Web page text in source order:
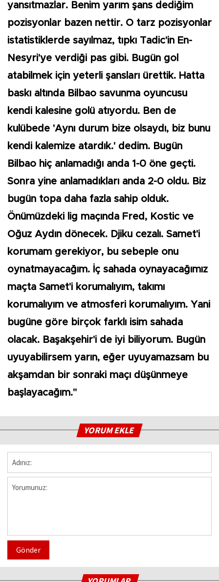
yansıtmazlar. Benim yarım şans dediğim
pozisyonlar bazen nettir. O tarz pozisyonlar
istatistiklerde sayılmaz, tıpkı Tadic'in En-
Nesyri'ye verdiği pas gibi. Bugün gol
atabilmek için yeterli şansları ürettik. Hatta
baskı altında Bilbao savunma oyuncusu
kendi kalesine golü atıyordu. Ben de
kulübede 'Aynı durum bize olsaydı, biz bunu
kendi kalemize atardık.' dedim. Bugün
Bilbao hiç anlamadığı anda 1-0 öne geçti.
Sonra yine anlamadıkları anda 2-0 oldu. Biz
bugün topa daha fazla sahip olduk.
Önümüzdeki lig maçında Fred, Kostic ve
Oğuz Aydın dönecek. Djiku cezalı. Samet'i
korumam gerekiyor, bu sebeple onu
oynatmayacağım. İç sahada oynayacağımız
maçta Samet'i korumalıyım, takımı
korumalıyım ve atmosferi korumalıyım. Yani
bugüne göre birçok farklı isim sahada
olacak. Başakşehir'i de iyi biliyorum. Bugün
uyuyabilirsem yarın, eğer uyuyamazsam bu
akşamdan bir sonraki maçı düşünmeye
başlayacağım."
YORUM EKLE
Gönder